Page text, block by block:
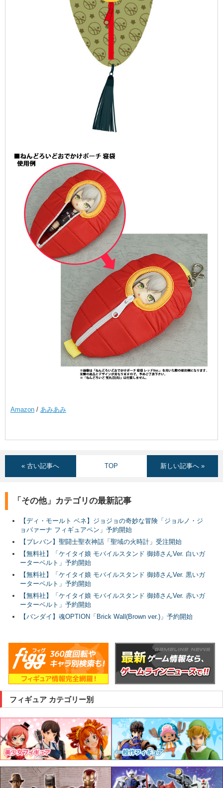
Amazon / あみあみ
« 古い記事へ TOP 新しい記事へ »
「その他」カテゴリの最新記事
【ディ・モールト ベネ】ジョジョの奇妙な冒険「ジョルノ・ジ
ョバァーナ フィギュアペン」予約開始
【プレバン】聖闘士聖衣神話「聖域の火時計」受注開始
【無料社】「ケイタイ娘 モバイルスタンド 御姉さんVer. 白いガ
ーターベルト」予約開始
【無料社】「ケイタイ娘 モバイルスタンド 御姉さんVer. 黒いガ
ーターベルト」予約開始
【無料社】「ケイタイ娘 モバイルスタンド 御姉さんVer. 赤いガ
ーターベルト」予約開始
【バンダイ】魂OPTION「Brick Wall(Brown ver.)」予約開始
フィギュア カテゴリー別